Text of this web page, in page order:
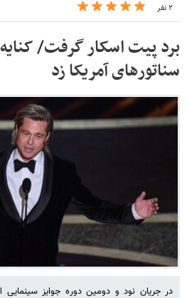
۲ نفر
برد پیت اسکار گرفت/
سناتورهای آمریکا زد
در جریان نود و دومین دوره جوایز سینمایی